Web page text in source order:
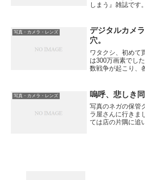
しまう』雑誌です
情報は必死に物欲
た。Voi...
写真・カメラ・レンズ
デジタルカメ
穴。
ワタクシ、初めて
は300万画素でし
数戦争が起こり、
と増えて行きまし
着...
写真・カメラ・レンズ 嗚呼、悲しき同
写真のネガの保管
ラ屋さんに行きま
ては店の片隅に追